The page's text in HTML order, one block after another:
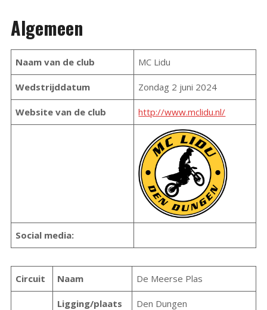
Algemeen
Naam van de club MC Lidu
Wedstrijddatum Zondag 2 juni 2024
Website van de club http://www.mclidu.nl/
Social media:
Circuit Naam De Meerse Plas
Ligging/plaats Den Dungen